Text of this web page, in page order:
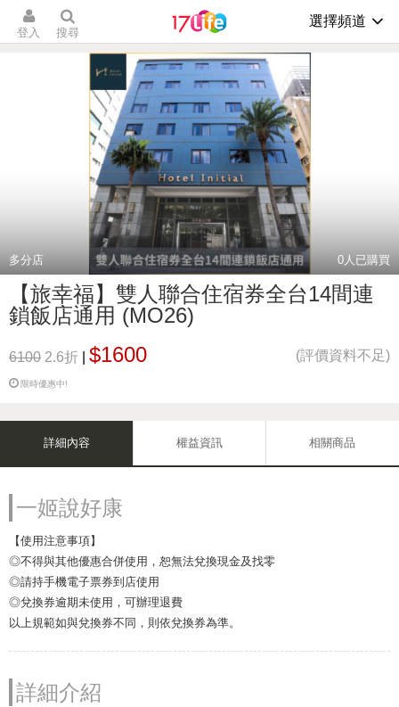
登入 搜尋
選擇頻道
多分店 0人已購買
【旅幸福】雙人聯合住宿券全台14間連
鎖飯店通用 (MO26)
6100 2.6折 $1600 (評價資料不足)
限時優惠中!
詳細內容 權益資訊 相關商品
一姬說好康
【使用注意事項】
◎不得與其他優惠合併使用，恕無法兌換現金及找零
◎請持手機電子票券到店使用
◎兌換券逾期未使用，可辦理退費
以上規範如與兌換券不同，則依兌換券為準。
詳細介紹